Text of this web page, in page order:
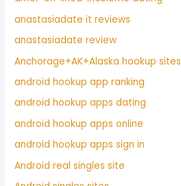
anastasiadate it reviews
anastasiadate review
Anchorage+AK+Alaska hookup sites
android hookup app ranking
android hookup apps dating
android hookup apps online
android hookup apps sign in
Android real singles site